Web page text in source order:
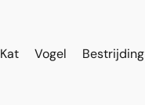
Kat Vogel Bestrijding